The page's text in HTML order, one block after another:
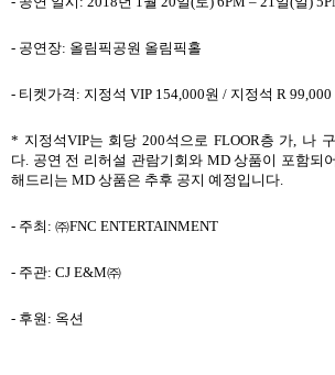
- 공연장: 올림픽공원 올림픽홀
- 티켓가격 : 지정석 VIP 154,000원 / 지정석 R 99,000
* 지정석VIP는 회당 200석으로 FLOOR층 가, 나
다. 공연 전 리허설 관람기회와MD상품이 포함되
해드리는 MD 상품은 추후 공지 예정입니다.
- 주최 : ㈜FNC ENTERTAINMENT
- 주관: CJ E&M㈜
- 후원 : 옥션